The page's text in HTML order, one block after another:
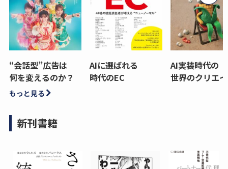
“会話型”広告は
何を変えるのか？
AIに選ばれる
時代のEC
AI実装時代の
世界のクリエ
もっと見る
新刊書籍